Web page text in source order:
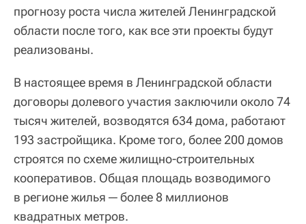
прогнозу роста числа жителей Ленинградской
области после того, как все эти проекты будут
реализованы.
В настоящее время в Ленинградской области
договоры долевого участия заключили около 74
тысяч жителей, возводятся 634 дома, работают
193 застройщика. Кроме того, более 200 домов
строятся по схеме жилищно-строительных
кооперативов. Общая площадь возводимого
в регионе жилья ─ более 8 миллионов
квадратных метров.